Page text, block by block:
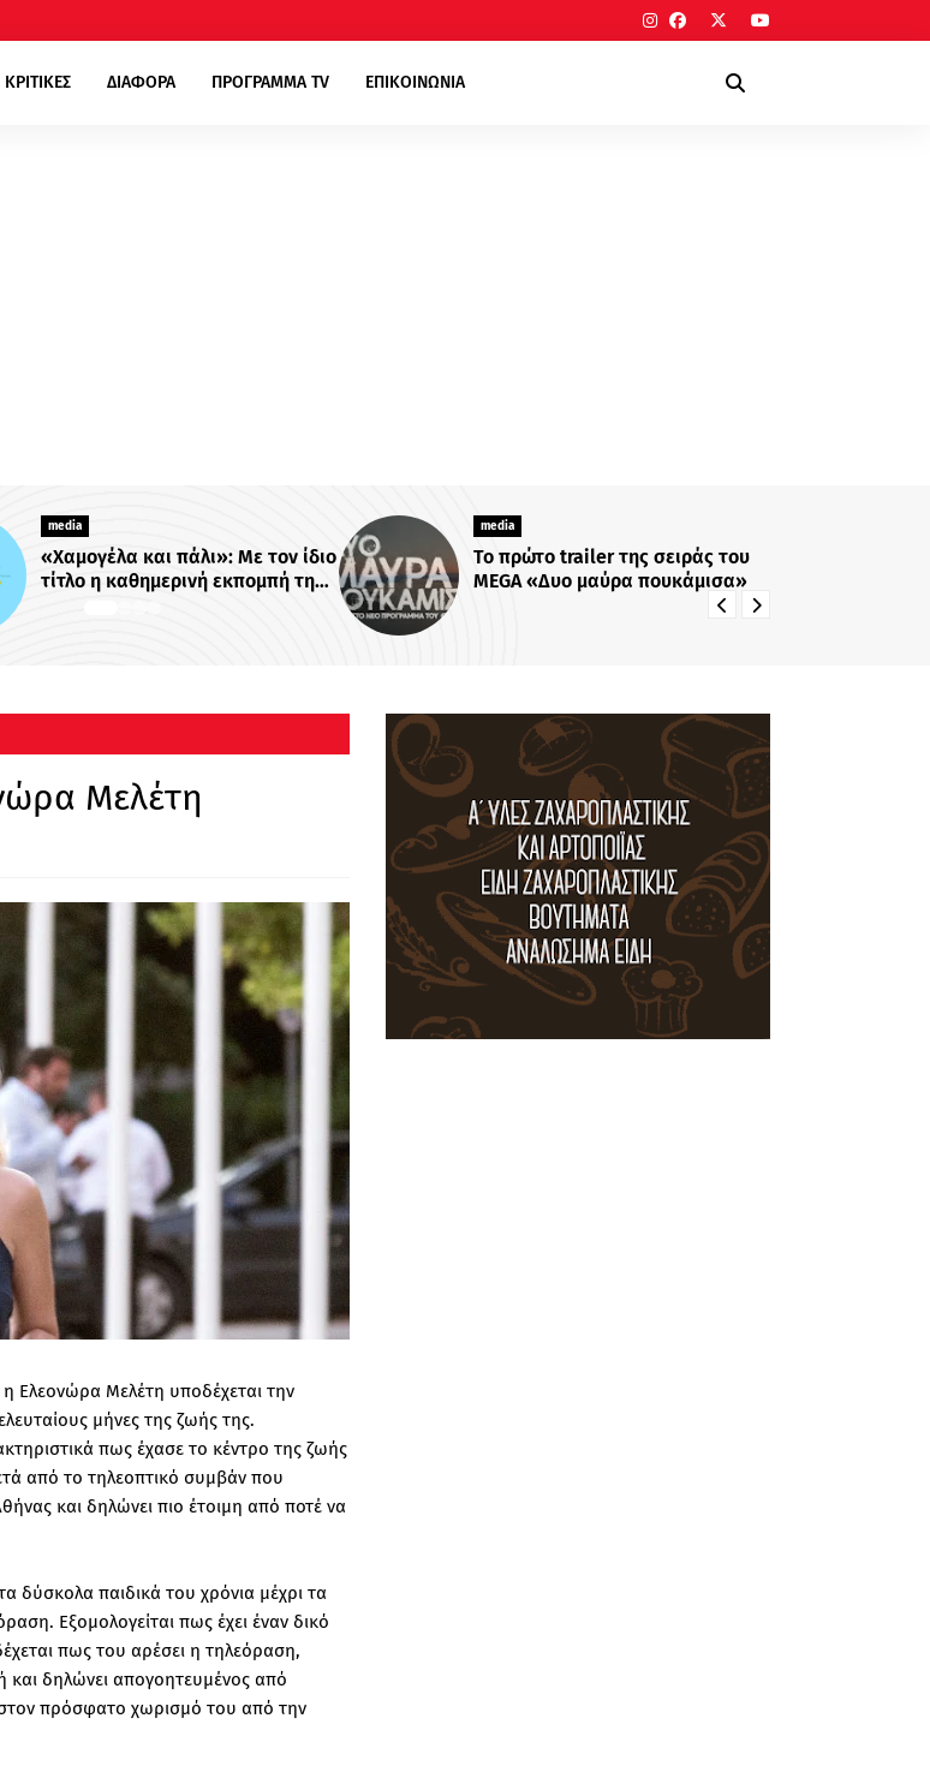
ΚΡΙΤΙΚΕΣ ΔΙΑΦΟΡΑ ΠΡΟΓΡΑΜΜΑ TV ΕΠΙΚΟΙΝΩΝΙΑ
Με τον ίδιο
της
Mega -
Το πρώτο trailer της σειράς του
MEGA «Δυο μαύρα πουκάμισα»
Επιστροφή-έκπληξη: Η
Κατρίτση αναλαμβάνει νέα
εκπομπή - Σε αυτό το
Μελέτη
Ελεονώρα Μελέτη υποδέχεται την
μήνες της ζωής της.
πως έχασε το κέντρο της ζωής
από το τηλεοπτικό συμβάν που
και δηλώνει πιο έτοιμη από ποτέ να
δύσκολα παιδικά του χρόνια μέχρι τα
Εξομολογείται πως έχει έναν δικό
πως του αρέσει η τηλεόραση,
και δηλώνει απογοητευμένος από
πρόσφατο χωρισμό του από την